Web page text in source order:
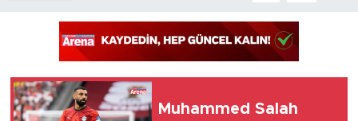
Muhammed Salah